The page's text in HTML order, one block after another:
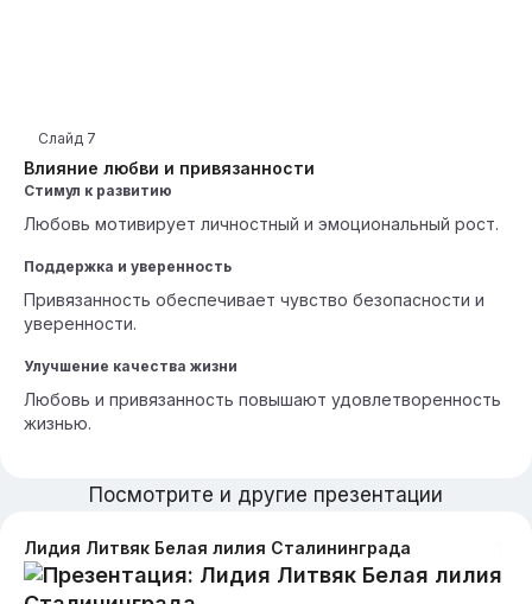
Влияние любви и привязанности
Слайд 7
Стимул к развитию
Любовь мотивирует личностный и эмоциональный рост.
Поддержка и уверенность
Привязанность обеспечивает чувство безопасности и
уверенности.
Улучшение качества жизни
Любовь и привязанность повышают удовлетворенность
жизнью.
Посмотрите и другие презентации
Лидия Литвяк Белая лилия Сталининграда